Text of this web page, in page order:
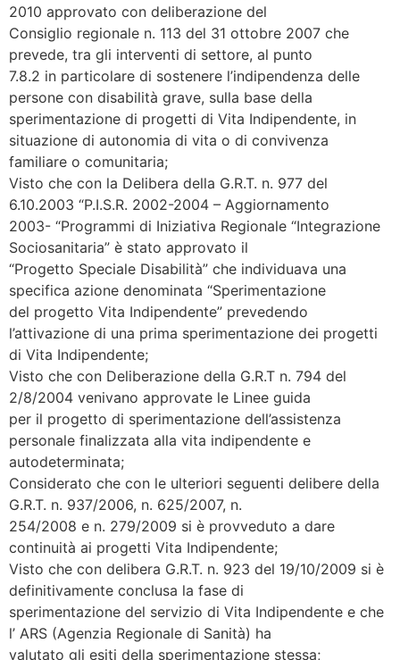
2010 approvato con deliberazione del
Consiglio regionale n. 113 del 31 ottobre 2007 che
prevede, tra gli interventi di settore, al punto
7.8.2 in particolare di sostenere l’indipendenza delle
persone con disabilità grave, sulla base della
sperimentazione di progetti di Vita Indipendente, in
situazione di autonomia di vita o di convivenza
familiare o comunitaria;
Visto che con la Delibera della G.R.T. n. 977 del
6.10.2003 “P.I.S.R. 2002-2004 – Aggiornamento
2003- “Programmi di Iniziativa Regionale “Integrazione
Sociosanitaria” è stato approvato il
“Progetto Speciale Disabilità” che individuava una
specifica azione denominata “Sperimentazione
del progetto Vita Indipendente” prevedendo
l’attivazione di una prima sperimentazione dei progetti
di Vita Indipendente;
Visto che con Deliberazione della G.R.T n. 794 del
2/8/2004 venivano approvate le Linee guida
per il progetto di sperimentazione dell’assistenza
personale finalizzata alla vita indipendente e
autodeterminata;
Considerato che con le ulteriori seguenti delibere della
G.R.T. n. 937/2006, n. 625/2007, n.
254/2008 e n. 279/2009 si è provveduto a dare
continuità ai progetti Vita Indipendente;
Visto che con delibera G.R.T. n. 923 del 19/10/2009 si è
definitivamente conclusa la fase di
sperimentazione del servizio di Vita Indipendente e che
l’ ARS (Agenzia Regionale di Sanità) ha
valutato gli esiti della sperimentazione stessa;